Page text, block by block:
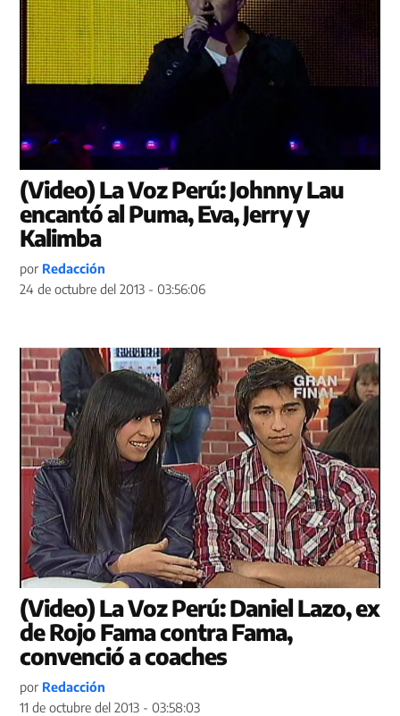
(Video) La Voz Perú: Johnny Lau
encantó al Puma, Eva, Jerry y
Kalimba
por Redacción
24 de octubre del 2013 - 03:56:06
(Video) La Voz Perú: Daniel Lazo, ex
de Rojo Fama contra Fama,
convenció a coaches
por Redacción
11 de octubre del 2013 - 03:58:03